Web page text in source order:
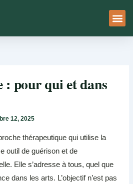
: pour qui et dans
12, 2025
thérapeutique qui utilise la
outil de guérison et de
Elle s’adresse à tous, quel que
dans les arts. L’objectif n’est pas